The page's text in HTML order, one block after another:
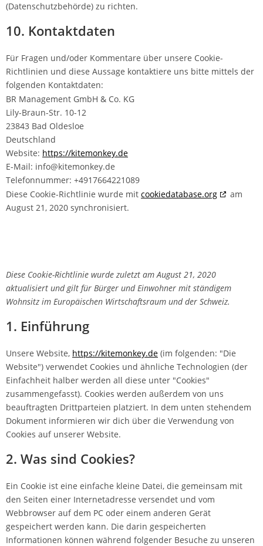
(Datenschutzbehörde) zu richten.
10. Kontaktdaten
Für Fragen und/oder Kommentare über unsere Cookie-
Richtlinien und diese Aussage kontaktiere uns bitte mittels der
folgenden Kontaktdaten:
BR Management GmbH & Co. KG
Lily-Braun-Str. 10-12
23843 Bad Oldesloe
Deutschland
Website: https://kitemonkey.de
E-Mail: info@kitemonkey.de
Telefonnummer: +4917664221089
Diese Cookie-Richtlinie wurde mit cookiedatabase.org
am
August 21, 2020 synchronisiert.
Diese Cookie-Richtlinie wurde zuletzt am August 21, 2020
aktualisiert und gilt für Bürger und Einwohner mit ständigem
Wohnsitz im Europäischen Wirtschaftsraum und der Schweiz.
1. Einführung
Unsere Website, https://kitemonkey.de (im folgenden: "Die
Website") verwendet Cookies und ähnliche Technologien (der
Einfachheit halber werden all diese unter "Cookies"
zusammengefasst). Cookies werden außerdem von uns
beauftragten Drittparteien platziert. In dem unten stehendem
Dokument informieren wir dich über die Verwendung von
Cookies auf unserer Website.
2. Was sind Cookies?
Ein Cookie ist eine einfache kleine Datei, die gemeinsam mit
den Seiten einer Internetadresse versendet und vom
Webbrowser auf dem PC oder einem anderen Gerät
gespeichert werden kann. Die darin gespeicherten
Informationen können während folgender Besuche zu unseren